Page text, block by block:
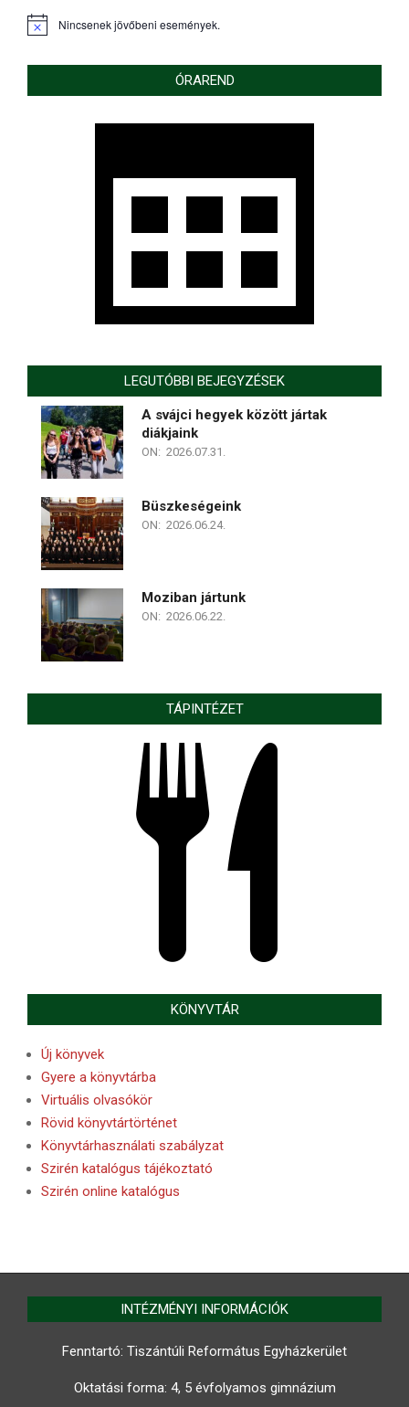
Notice Nincsenek jövőbeni események.
ÓRAREND
LEGUTÓBBI BEJEGYZÉSEK
A svájci hegyek között jártak
diákjaink
ON: 2026.07.31.
Büszkeségeink
ON: 2026.06.24.
Moziban jártunk
ON: 2026.06.22.
TÁPINTÉZET
KÖNYVTÁR
Új könyvek
Gyere a könyvtárba
Virtuális olvasókör
Rövid könyvtártörténet
Könyvtárhasználati szabályzat
Szirén katalógus tájékoztató
Szirén online katalógus
INTÉZMÉNYI INFORMÁCIÓK
Fenntartó: Tiszántúli Református Egyházkerület
Oktatási forma: 4, 5 évfolyamos gimnázium